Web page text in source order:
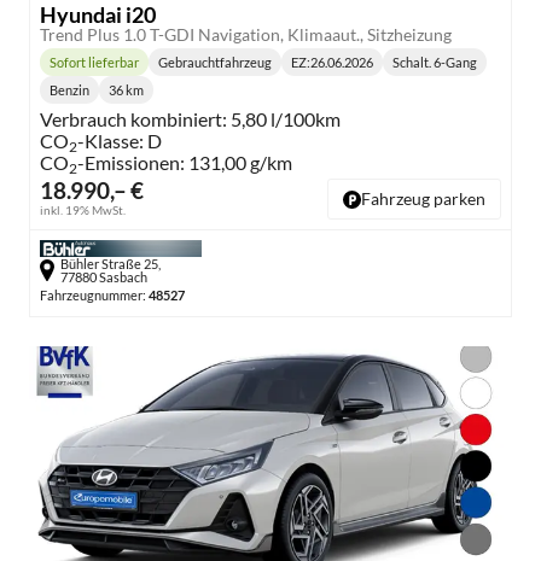
Hyundai i20
Trend Plus 1.0 T-GDI Navigation, Klimaaut., Sitzheizung
18.990,– €
inkl. 19% MwSt.
Lieferzeit:
Sofort lieferbar Gebrauchtfahrzeug EZ:26.06.2026
Getriebe:
Schalt. 6-Gang
Benzin 36 km
Verbrauch kombiniert: 5,80 l/100km
CO2-Klasse: D
CO2-Emissionen: 131,00 g/km
Fahrzeug parken
Bühler Straße 25,
77880 Sasbach
Fahrzeugnummer: 48527